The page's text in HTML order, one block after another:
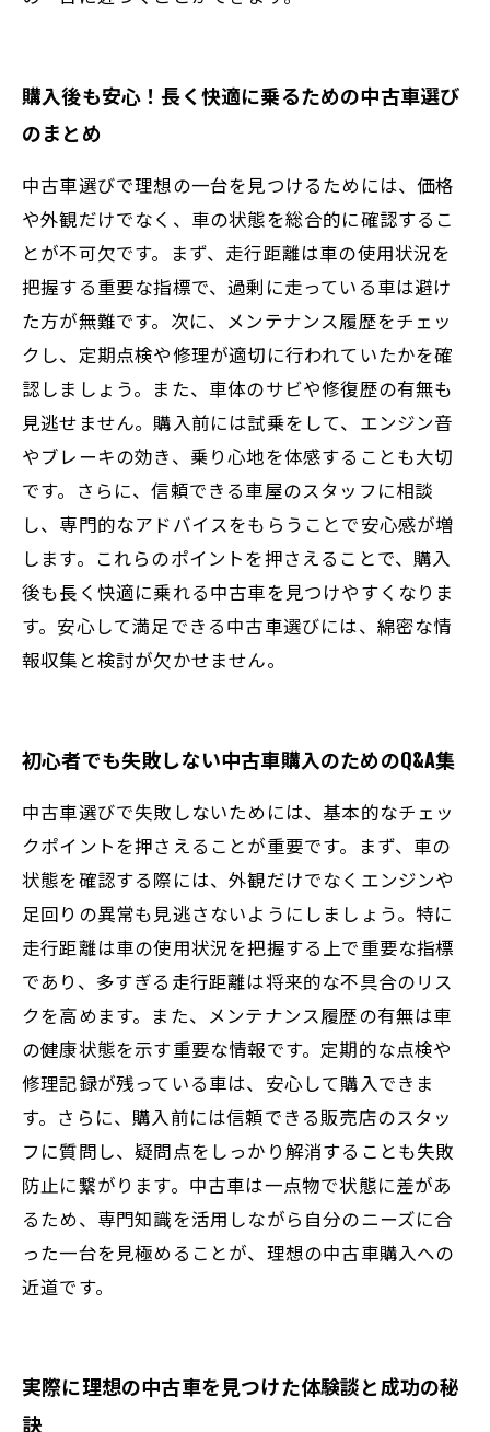
購入後も安心！長く快適に乗るための中古車選び
のまとめ
中古車選びで理想の一台を見つけるためには、価格
や外観だけでなく、車の状態を総合的に確認するこ
とが不可欠です。まず、走行距離は車の使用状況を
把握する重要な指標で、過剰に走っている車は避け
た方が無難です。次に、メンテナンス履歴をチェッ
クし、定期点検や修理が適切に行われていたかを確
認しましょう。また、車体のサビや修復歴の有無も
見逃せません。購入前には試乗をして、エンジン音
やブレーキの効き、乗り心地を体感することも大切
です。さらに、信頼できる車屋のスタッフに相談
し、専門的なアドバイスをもらうことで安心感が増
します。これらのポイントを押さえることで、購入
後も長く快適に乗れる中古車を見つけやすくなりま
す。安心して満足できる中古車選びには、綿密な情
報収集と検討が欠かせません。
初心者でも失敗しない中古車購入のためのQ&A集
中古車選びで失敗しないためには、基本的なチェッ
クポイントを押さえることが重要です。まず、車の
状態を確認する際には、外観だけでなくエンジンや
足回りの異常も見逃さないようにしましょう。特に
走行距離は車の使用状況を把握する上で重要な指標
であり、多すぎる走行距離は将来的な不具合のリス
クを高めます。また、メンテナンス履歴の有無は車
の健康状態を示す重要な情報です。定期的な点検や
修理記録が残っている車は、安心して購入できま
す。さらに、購入前には信頼できる販売店のスタッ
フに質問し、疑問点をしっかり解消することも失敗
防止に繋がります。中古車は一点物で状態に差があ
るため、専門知識を活用しながら自分のニーズに合
った一台を見極めることが、理想の中古車購入への
近道です。
実際に理想の中古車を見つけた体験談と成功の秘
訣